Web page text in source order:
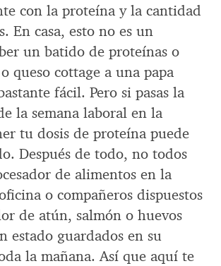
con la proteína y la cantidad
En casa, esto no es un
un batido de proteínas o
queso cottage a una papa
fácil. Pero si pasas la
la semana laboral en la
tu dosis de proteína puede
Después de todo, no todos
de alimentos en la
o compañeros dispuestos
de atún, salmón o huevos
estado guardados en su
la mañana. Así que aquí te